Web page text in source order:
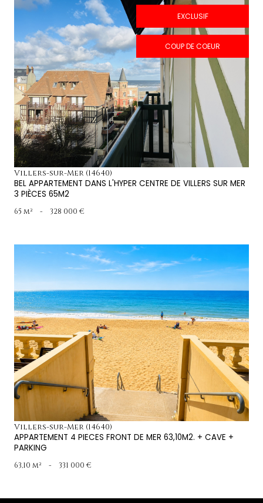
EXCLUSIF
COUP DE COEUR
voir le bien
Villers-sur-Mer (14640)
BEL APPARTEMENT DANS L'HYPER CENTRE DE VILLERS SUR MER
3 PIÈCES 65M2
65 m² - 328 000 €
voir le bien
Villers-sur-Mer (14640)
APPARTEMENT 4 PIECES FRONT DE MER 63,10M2. + CAVE +
PARKING
63,10 m² - 331 000 €